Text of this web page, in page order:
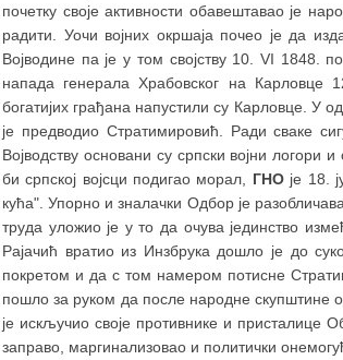
почетку своје активности обавештавао је
радити. Уочи војних окршаја почео је да
Војводине па је у том својству 10. VI 1848.
напада генерала Храбовског на Карловце
богатијих грађана напустили су Карловце. У
је предводио Стратимировић. Ради сваке
Војводству основани су српски војни логори
би српској војсци подигао морал, ГНОје 18.
кућа". Упорно и зналачки Одбор је
труда уложио је у то да очува јединство
Рајачић вратио из Инзбрука дошло је до
покретом и да с том намером потисне
пошло за руком да после народне скупштине
је искључио своје противнике и присталице
заправо, маргинализовао и политички